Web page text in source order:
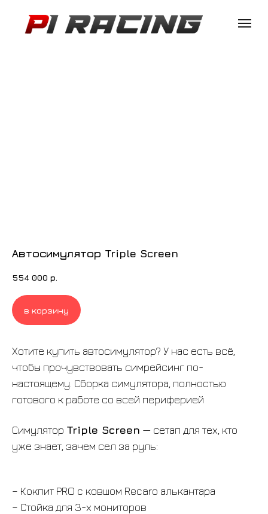
Автосимулятор Triple Screen
554 000 р.
в корзину
Хотите купить автосимулятор? У нас есть всё,
чтобы прочувствовать симрейсинг по-
настоящему. Сборка симулятора, полностью
готового к работе со всей периферией
Симулятор Triple Screen — сетап для тех, кто
уже знает, зачем сел за руль:
– Кокпит PRO c ковшом Recaro алькантара
– Стойка для 3-х мониторов